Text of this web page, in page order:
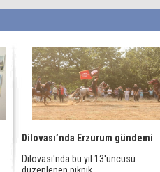
Dilovası’nda Erzurum gündemi
Dilovası'nda bu yıl 13'üncüsü